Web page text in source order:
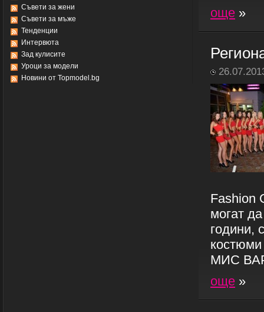
Съвети за жени
Съвети за мъже
Тенденции
Интервюта
Зад кулисите
Уроци за модели
Новини от Topmodel.bg
още »
Fashion
могат
години,
МИС
още »